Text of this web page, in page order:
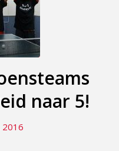
naar 5!
2016